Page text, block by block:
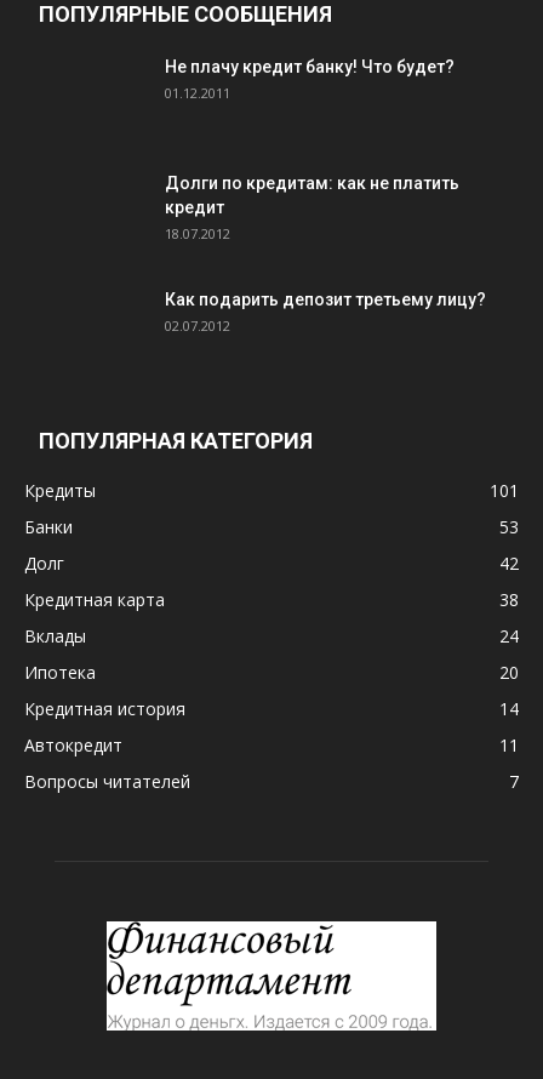
ПОПУЛЯРНЫЕ СООБЩЕНИЯ
Не плачу кредит банку! Что будет?
01.12.2011
Долги по кредитам: как не платить
кредит
18.07.2012
Как подарить депозит третьему лицу?
02.07.2012
ПОПУЛЯРНАЯ КАТЕГОРИЯ
Кредиты
101
Банки
53
Долг
42
Кредитная карта
38
Вклады
24
Ипотека
20
Кредитная история
14
Автокредит
11
Вопросы читателей
7